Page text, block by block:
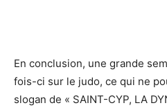
En conclusion, une grande
fois-ci sur le judo, ce qui ne
slogan de « SAINT-CYP, LA